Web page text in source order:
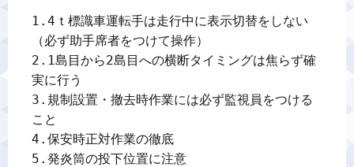
反社会的勢力排除宣言
カスタマーハラスメントに対する基本方針
プライバシーポリシー
1.4ｔ標識車運転手は走行中に表示切替をしない
（必ず助手席者をつけて操作）
2.1島目から2島目への横断タイミングは焦らず確
実に行う
3.規制設置・撤去時作業には必ず監視員をつける
こと
4.保安時正対作業の徹底
5.発炎筒の投下位置に注意